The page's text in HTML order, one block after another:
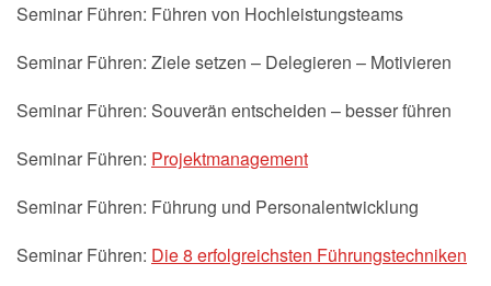
Seminar Führen: Führen von Hochleistungsteams
Seminar Führen: Ziele setzen – Delegieren – Motivieren
Seminar Führen: Souverän entscheiden – besser führen
Seminar Führen: Projektmanagement
Seminar Führen: Führung und Personalentwicklung
Seminar Führen: Die 8 erfolgreichsten Führungstechniken